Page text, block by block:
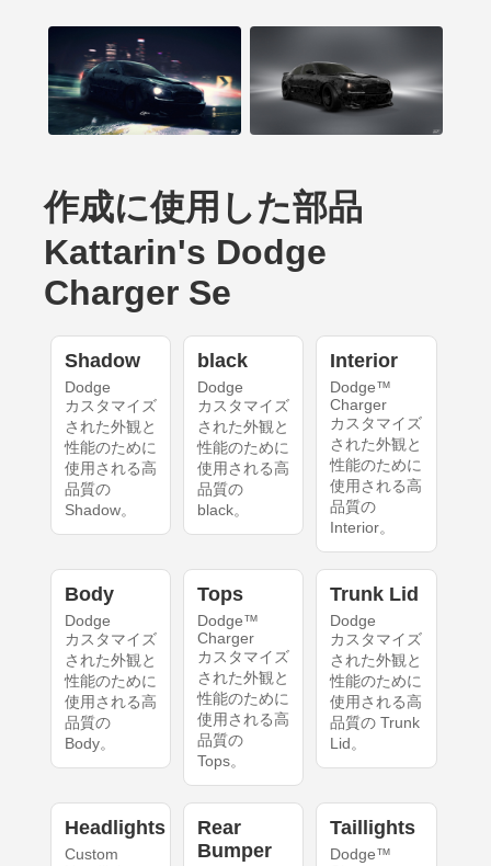
作成に使用した部品
Kattarin's Dodge
Charger Se
Shadow
Dodge
カスタマイズ
された外観と
性能のために
使用される高
品質の
Shadow。
black
Dodge
カスタマイズ
された外観と
性能のために
使用される高
品質の
black。
Interior
Dodge™
Charger
カスタマイズ
された外観と
性能のために
使用される高
品質の
Interior。
Body
Dodge
カスタマイズ
された外観と
性能のために
使用される高
品質の
Body。
Tops
Dodge™
Charger
カスタマイズ
された外観と
性能のために
使用される高
品質の
Tops。
Trunk Lid
Dodge
カスタマイズ
された外観と
性能のために
使用される高
品質の Trunk
Lid。
Headlights
Custom
Rear
Bumper
Taillights
Dodge™